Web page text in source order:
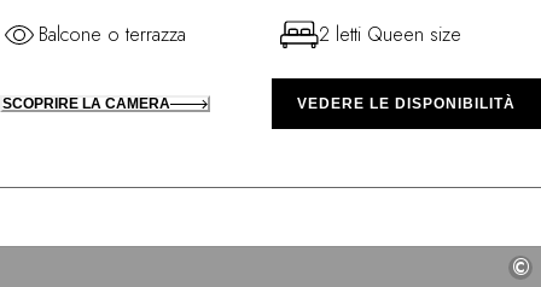
Balcone o terrazza 2 letti Queen size
SCOPRIRE LA CAMERA VEDERE LE DISPONIBILITÀ
©